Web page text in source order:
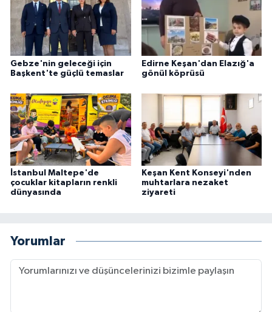
Gebze'nin geleceği için
Başkent'te güçlü temaslar
Edirne Keşan'dan Elazığ'a
gönül köprüsü
İstanbul Maltepe'de
çocuklar kitapların renkli
dünyasında
Keşan Kent Konseyi'nden
muhtarlara nezaket
ziyareti
Yorumlar